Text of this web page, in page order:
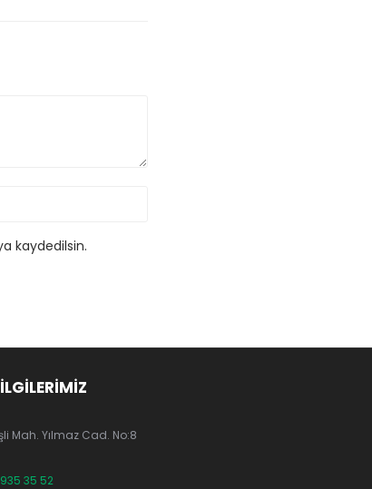
kaydedilsin.
Mah. Yılmaz Cad. No:8
35 52